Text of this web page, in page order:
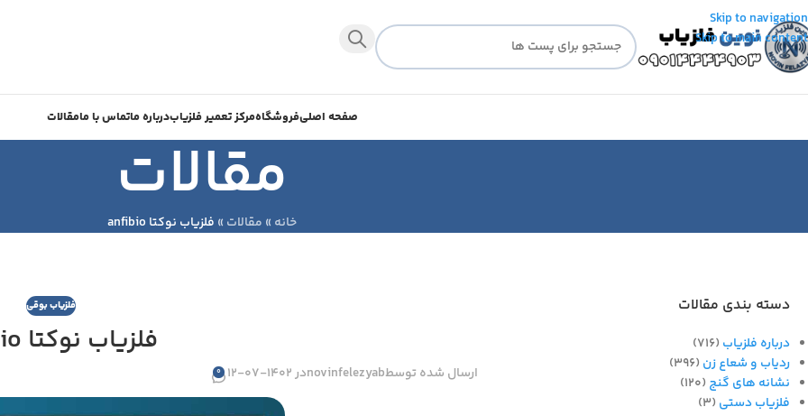
Skip to navigation
Skip to main content
صفحه اصلیفروشگاهمرکز تعمیر فلزیابدرباره ماتماس با مامقالات
مقالاتخانه » مقالات » فلزیاب نوکتا anfibio
دسته بندی مقالات
درباره فلزیاب (716)
ردیاب و شعاع زن (396)
نشانه های گنج (120)
فلزیاب دستی (3)
فلزیاب بوقی
فلزیاب نوکتا anfibio
ارسال شده توسطnovinfelezyabدر 1402-07-12 0